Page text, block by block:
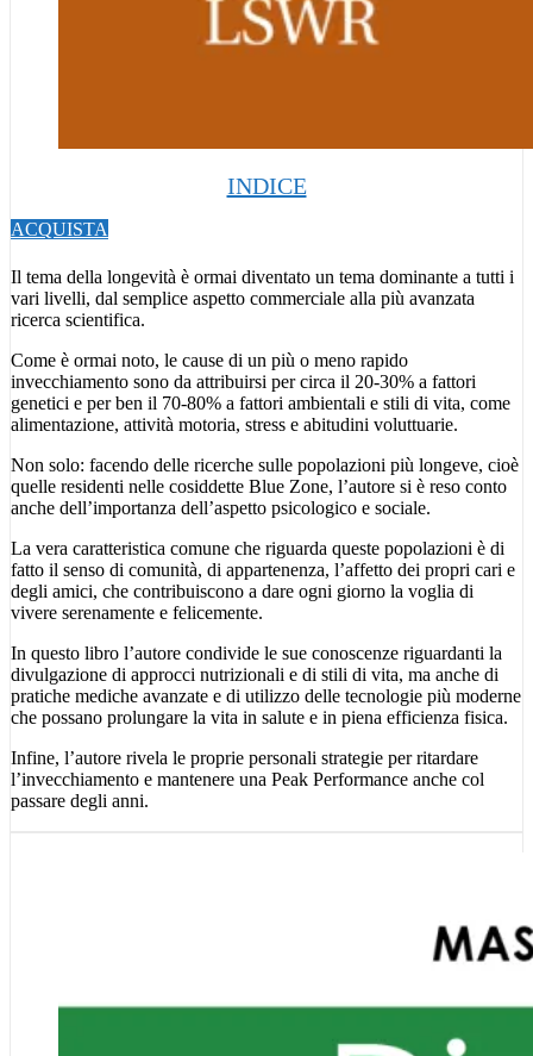
INDICE
ACQUISTA
Il tema della longevità è ormai diventato un tema dominante a tutti i
vari livelli, dal semplice aspetto commerciale alla più avanzata
ricerca scientifica.
Come è ormai noto, le cause di un più o meno rapido
invecchiamento sono da attribuirsi per circa il 20-30% a fattori
genetici e per ben il 70-80% a fattori ambientali e stili di vita, come
alimentazione, attività motoria, stress e abitudini voluttuarie.
Non solo: facendo delle ricerche sulle popolazioni più longeve, cioè
quelle residenti nelle cosiddette Blue Zone, l’autore si è reso conto
anche dell’importanza dell’aspetto psicologico e sociale.
La vera caratteristica comune che riguarda queste popolazioni è di
fatto il senso di comunità, di appartenenza, l’affetto dei propri cari e
degli amici, che contribuiscono a dare ogni giorno la voglia di
vivere serenamente e felicemente.
In questo libro l’autore condivide le sue conoscenze riguardanti la
divulgazione di approcci nutrizionali e di stili di vita, ma anche di
pratiche mediche avanzate e di utilizzo delle tecnologie più moderne
che possano prolungare la vita in salute e in piena efficienza fisica.
Infine, l’autore rivela le proprie personali strategie per ritardare
l’invecchiamento e mantenere una Peak Performance anche col
passare degli anni.